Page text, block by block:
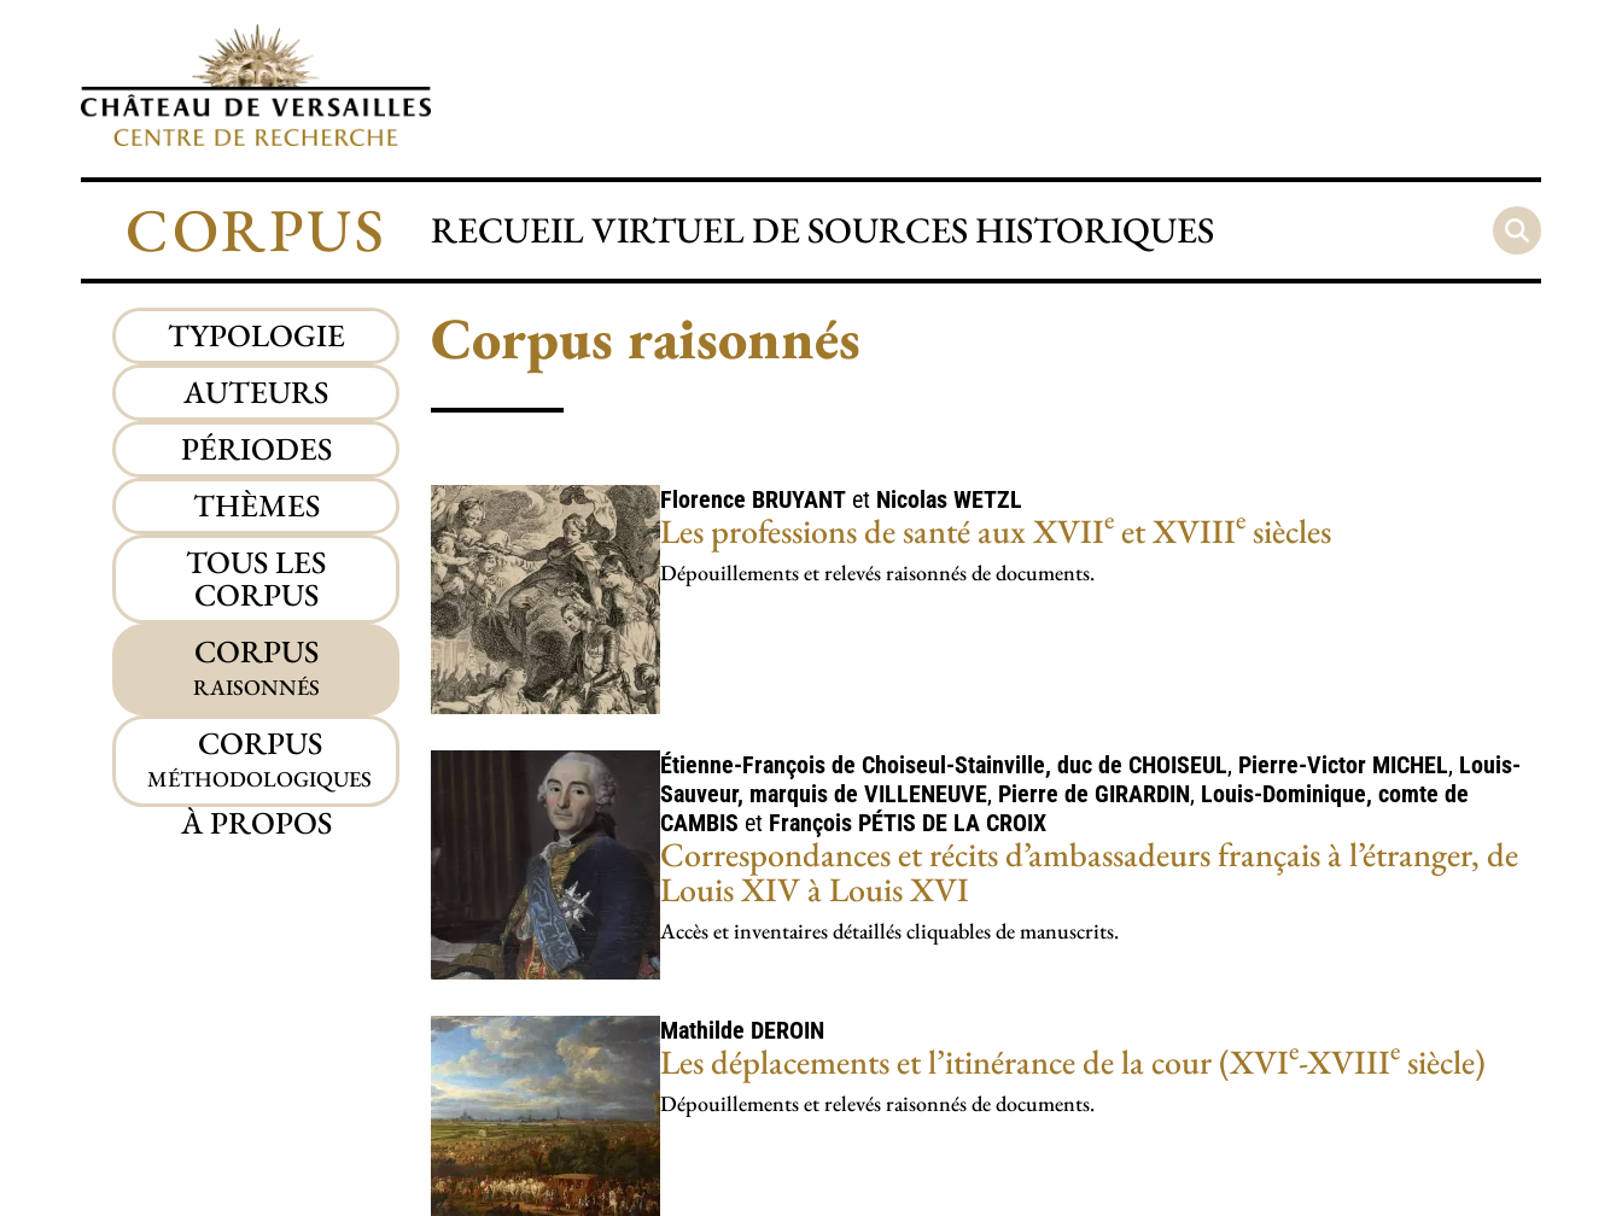
CORPUS RECUEIL VIRTUEL DE SOURCES HISTORIQUES
TYPOLOGIE
AUTEURS
PÉRIODES
THÈMES
TOUS LES
CORPUS
CORPUS
RAISONNÉS
CORPUS
MÉTHODOLOGIQUES
À PROPOS
Corpus raisonnés
Florence BRUYANT et NicolasWETZL
Les professions de santé aux XVIIe et XVIIIe siècles
Dépouillements et relevés raisonnés de documents.
Étienne-François de Choiseul-Stainville, duc deCHOISEUL, Pierre-Victor MICHEL, Louis-
Sauveur, marquis deVILLENEUVE, Pierre de GIRARDIN, Louis-Dominique, comte de
CAMBIS et François PÉTIS DE LA CROIX
Correspondances et récits d’ambassadeurs français à l’étranger, de
Louis XIV à Louis XVI
Accès et inventaires détaillés cliquables de manuscrits.
Mathilde DEROIN
Les déplacements et l’itinérance de la cour (XVIe-XVIIIe siècle)
Dépouillements et relevés raisonnés de documents.